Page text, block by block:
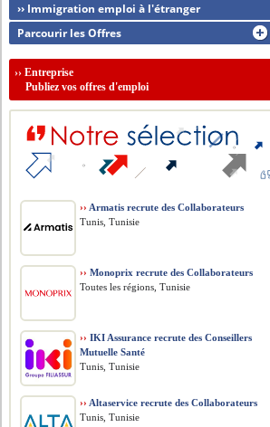
›› Immigration emploi à l'étranger
Parcourir les Offres
››Entreprise
Publiez vos offres d'emploi
›› Armatis recrute des Collaborateurs
Tunis, Tunisie
›› Monoprix recrute des Collaborateurs
Toutes les régions, Tunisie
›› IKI Assurance recrute des Conseillers
Mutuelle Santé
Tunis, Tunisie
›› Altaservice recrute des Collaborateurs
Tunis, Tunisie